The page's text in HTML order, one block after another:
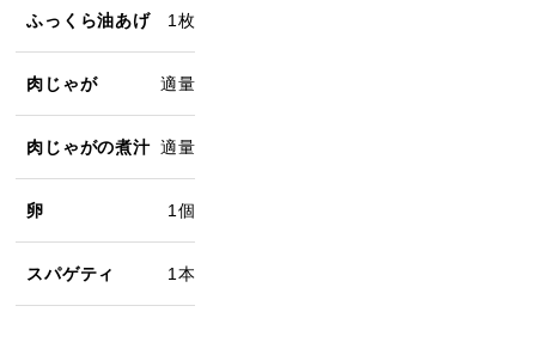
ふっくら油あげ 1枚
肉じゃが 適量
肉じゃがの煮汁 適量
卵 1個
スパゲティ 1本